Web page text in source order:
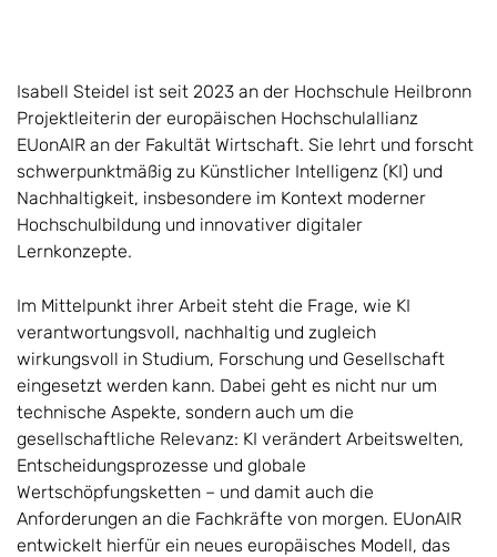
Isabell Steidel ist seit 2023 an der Hochschule Heilbronn
Projektleiterin der europäischen Hochschulallianz
EUonAIR an der Fakultät Wirtschaft. Sie lehrt und forscht
schwerpunktmäßig zu Künstlicher Intelligenz (KI) und
Nachhaltigkeit, insbesondere im Kontext moderner
Hochschulbildung und innovativer digitaler
Lernkonzepte.
Im Mittelpunkt ihrer Arbeit steht die Frage, wie KI
verantwortungsvoll, nachhaltig und zugleich
wirkungsvoll in Studium, Forschung und Gesellschaft
eingesetzt werden kann. Dabei geht es nicht nur um
technische Aspekte, sondern auch um die
gesellschaftliche Relevanz: KI verändert Arbeitswelten,
Entscheidungsprozesse und globale
Wertschöpfungsketten – und damit auch die
Anforderungen an die Fachkräfte von morgen. EUonAIR
entwickelt hierfür ein neues europäisches Modell, das